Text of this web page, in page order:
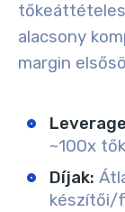
alacsony
margin
~100x
Díjak:
készítői/